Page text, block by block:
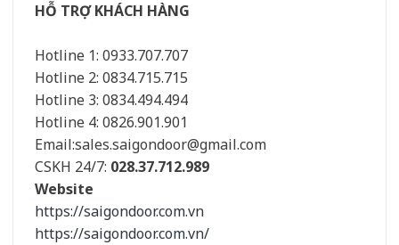
HỖ TRỢ KHÁCH HÀNG
Hotline 1: 0933.707.707
Hotline 2: 0834.715.715
Hotline 3: 0834.494.494
Hotline 4: 0826.901.901
Email:sales.saigondoor@gmail.com
CSKH 24/7: 028.37.712.989
Website
https://saigondoor.com.vn
https://saigondoor.com.vn/